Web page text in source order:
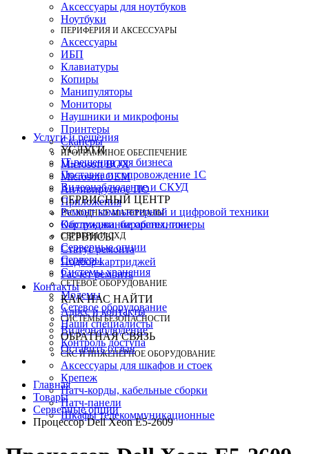
Аксессуары для ноутбуков
Ноутбуки
ПЕРИФЕРИЯ И АКСЕССУАРЫ
Аксессуары
ИБП
Клавиатуры
Копиры
Манипуляторы
Мониторы
Наушники и микрофоны
Принтеры
Сканеры
ПРОГРАММНОЕ ОБЕСПЕЧЕНИЕ
Microsoft BOX
Microsoft OEM
Антивирусное ПО
Приложения
РАСХОДНЫЕ МАТЕРИАЛЫ
Картриджи, барабаны, тонеры
СЕРВЕРЫ И СХД
Серверные опции
Серверы
Системы хранения
СЕТЕВОЕ ОБОРУДОВАНИЕ
Модемы
Сетевое оборудование
СИСТЕМЫ БЕЗОПАСНОСТИ
Видеонаблюдение
Контроль доступа
СКС И ИНЖЕНЕРНОЕ ОБОРУДОВАНИЕ
Аксессуары для шкафов и стоек
Крепеж
Патч-корды, кабельные сборки
Патч-панели
Шкафы телекоммуникационные
Услуги и решения
УСЛУГИ
IT-решения для бизнеса
Поставка и сопровождение 1C
Видеонаблюдение и СКУД
СЕРВИСНЫЙ ЦЕНТР
Ремонт компьютерной и цифровой техники
Обслуживание оргтехники
СЕРВИСЫ
Статус ремонта
Подбор картриджей
Расчет ремонта
Контакты
КАК НАС НАЙТИ
Адрес и контакты
Наши специалисты
ОБРАТНАЯ СВЯЗЬ
Оставить отзыв
Главная
Товары
Серверные опции
Процессор Dell Xeon E5-2609